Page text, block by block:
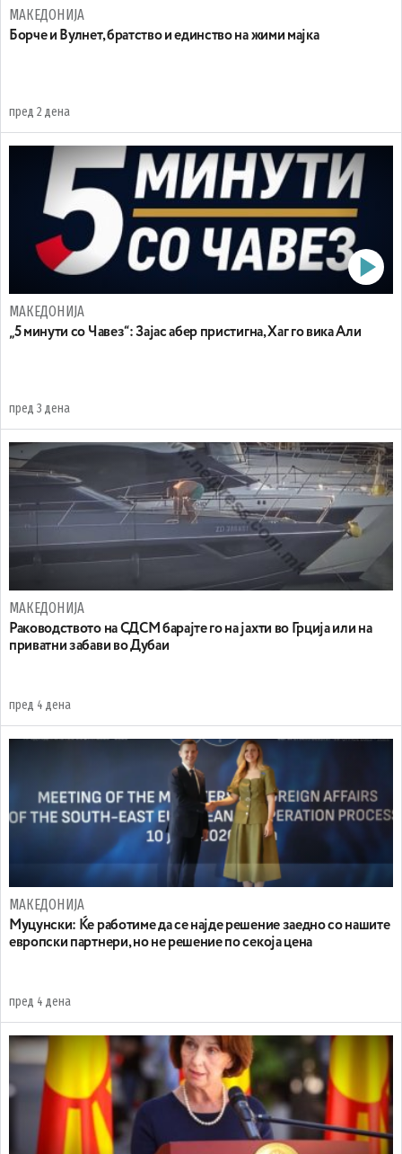
МАКЕДОНИЈА
Борче и Вулнет, братство и единство на жими мајка
пред 2 дена
МАКЕДОНИЈА
„5 минути со Чавез“: Зајас абер пристигна, Хаг го вика Али
пред 3 дена
МАКЕДОНИЈА
Раководството на СДСМ барајте го на јахти во Грција или на
приватни забави во Дубаи
пред 4 дена
МАКЕДОНИЈА
Муцунски: Ќе работиме да се најде решение заедно со нашите
европски партнери, но не решение по секоја цена
пред 4 дена